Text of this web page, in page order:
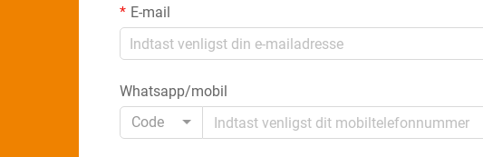
E-mail
Whatsapp/mobil
Code